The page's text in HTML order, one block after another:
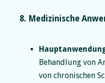
8. Medizinische
Behandlung von
von chronischen